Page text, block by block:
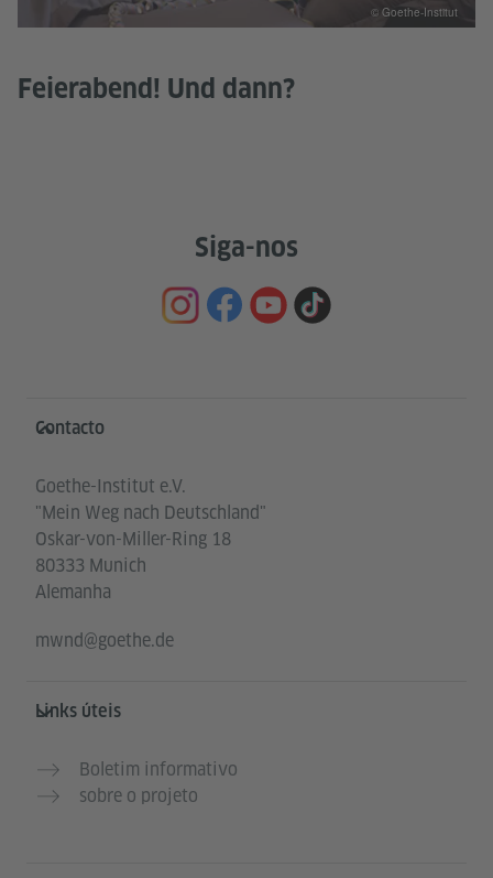
Feierabend! Und dann?
© Goethe-Institut
Siga-nos
Service- und Informationsbereich
Contacto
Goethe-Institut e.V.
"Mein Weg nach Deutschland"
Oskar-von-Miller-Ring 18
80333 Munich
Alemanha
mwnd@goethe.de
Links úteis
Boletim informativo
sobre o projeto